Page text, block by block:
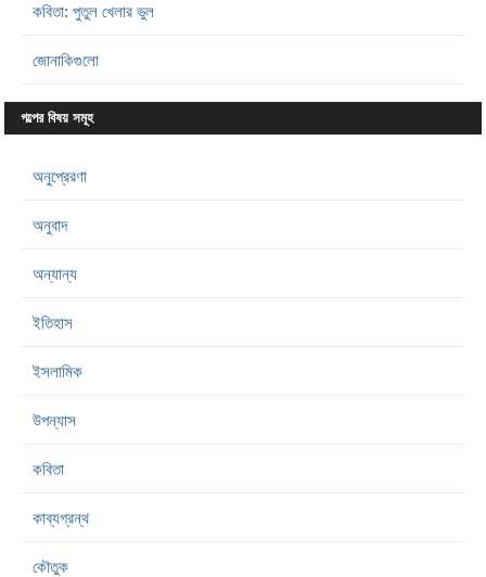
কবিতা: পুতুল খেলার ভুল
জোনাকিগুলো
গল্পের বিষয় সমূহ
অনুপ্রেরণা
অনুবাদ
অন্যান্য
ইতিহাস
ইসলামিক
উপন্যাস
কবিতা
কাব্যগ্রন্থ
কৌতুক